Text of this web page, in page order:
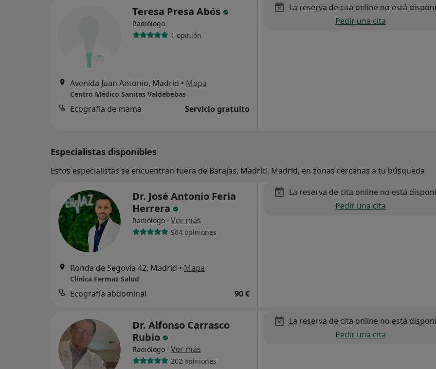
Teresa Presa Abós
Radiólogo
1 opinión
Avenida Juan Antonio, Madrid • Mapa
Centro Médico Sanitas Valdebebas
Ecografía de mama Servicio gratuito
La reserva de cita online no está
Pedir una cita
Especialistas disponibles
Estos especialistas se encuentran fuera de Barajas, Madrid, Madrid, en zonas cercanas a tu búsqueda
Dr. José Antonio Feria
Herrera
Radiólogo · Ver más
964 opiniones
Ronda de Segovia 42, Madrid • Mapa
Clínica Fermaz Salud
Ecografía abdominal 90 €
La reserva de cita online no está
Pedir una cita
Dr. Alfonso Carrasco
Rubio
Radiólogo · Ver más
202 opiniones
La reserva de cita online no está
Pedir una cita